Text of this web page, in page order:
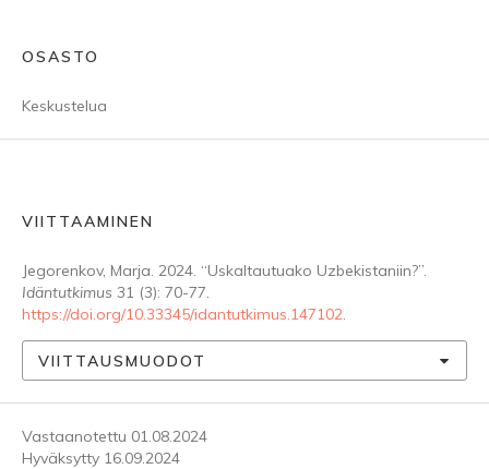
OSASTO
Keskustelua
VIITTAAMINEN
Jegorenkov, Marja. 2024. “Uskaltautuako Uzbekistaniin?”.
Idäntutkimus 31 (3): 70-77.
https://doi.org/10.33345/idantutkimus.147102.
VIITTAUSMUODOT
Vastaanotettu 01.08.2024
Hyväksytty 16.09.2024